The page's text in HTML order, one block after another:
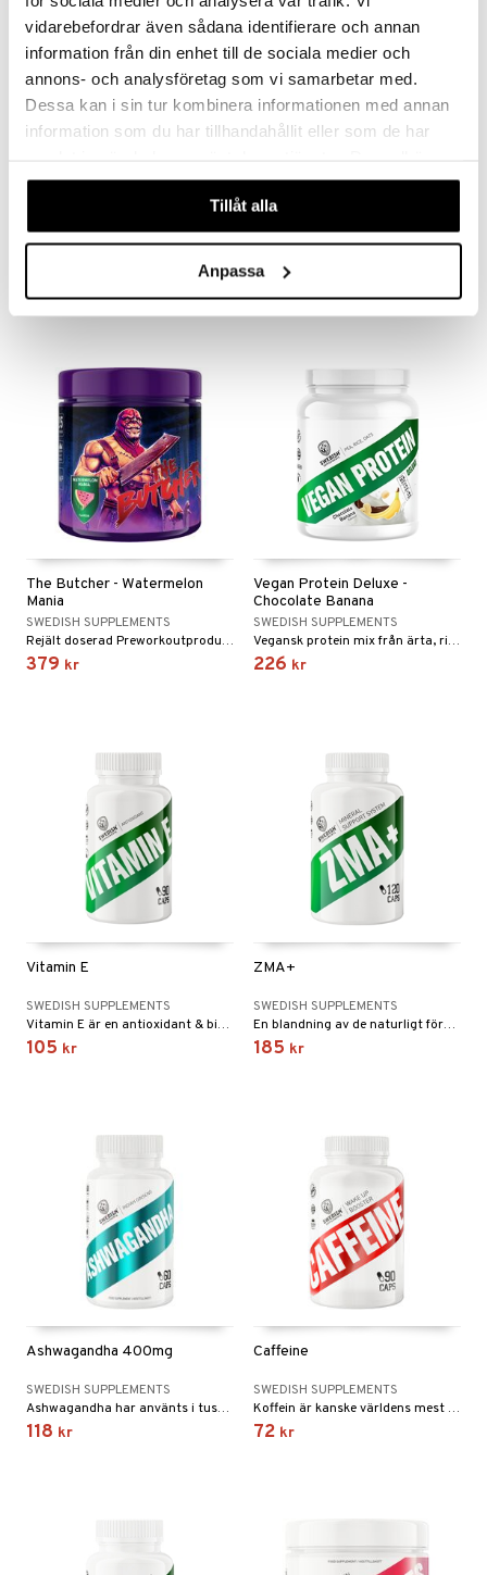
vidarebefordrar även sådana identifierare och annan
information från din enhet till de sociala medier och
annons- och analysföretag som vi samarbetar med.
Dessa kan i sin tur kombinera informationen med annan
information som du har tillhandahållit eller som de har
våra cookies vid fortsatt användande av vår webbplats.
Tillåt alla
Anpassa
SWEDISH SUPPLEMENTS
Super Greens - Peach Ice
tea
SWEDISH SUPPLEMENTS
259
The Butcher - Watermelon
Mania
SWEDISH SUPPLEMENTS
Rejält doserad Preworkoutprodukt med populära ingredienser i noga uttänkta föreningar.
379 kr
Vegan Protein Deluxe -
Chocolate Banana
SWEDISH SUPPLEMENTS
Vegansk protein mix från ärta, ris och havre. Speciellt passande att ta direkt efter träning
226 kr
Vitamin E
SWEDISH SUPPLEMENTS
Vitamin E är en antioxidant & bidrar till att skydda cellerna mot oxidativ stress.
105 kr
ZMA+
SWEDISH SUPPLEMENTS
En blandning av de naturligt förekommande vitaminerna och mineralerna zink, magnesium och vitamin B6.
185 kr
Ashwagandha 400mg
SWEDISH SUPPLEMENTS
Ashwagandha har använts i tusentals år inom Ayurveda och kallas ofta för "Indisk Ginseng".
118 kr
Caffeine
SWEDISH SUPPLEMENTS
Koffein är kanske världens mest beprövade ämne för att få energi och ökad prestationsförmåga.
72 kr